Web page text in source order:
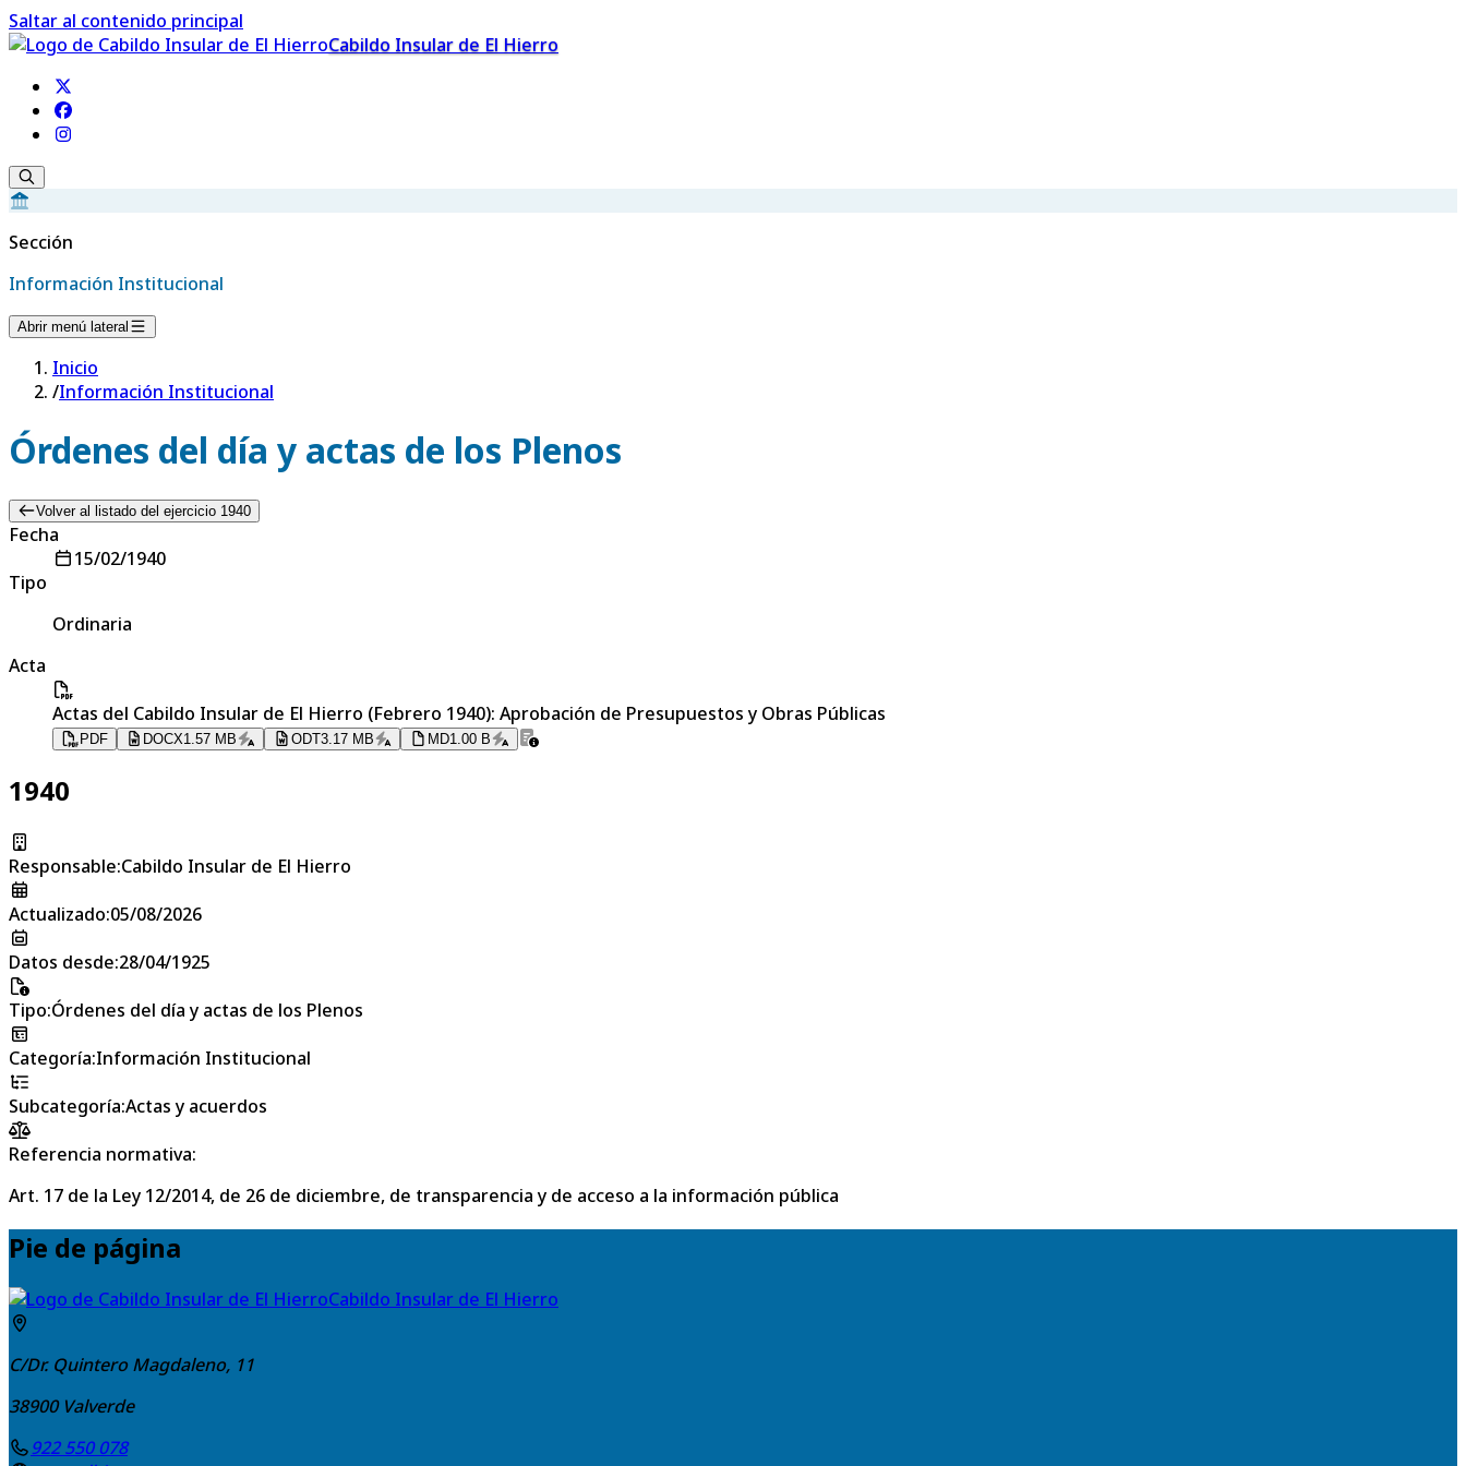
Saltar al contenido principal
Cabildo Insular de El Hierro
Sección
Información Institucional
Abrir menú lateral
Inicio
/Información Institucional
Órdenes del día y actas de los Plenos
Volver al listado del ejercicio 1940
Fecha
15/02/1940
Tipo
Ordinaria
Acta
Actas del Cabildo Insular de El Hierro (Febrero 1940): Aprobación de Presupuestos y Obras Públicas
PDF DOCX1.57 MB ODT3.17 MB MD1.00 B
1940
Responsable:Cabildo Insular de El Hierro
Actualizado:05/08/2026
Datos desde:28/04/1925
Tipo:Órdenes del día y actas de los Plenos
Categoría:Información Institucional
Subcategoría:Actas y acuerdos
Referencia normativa:
Art. 17 de la Ley 12/2014, de 26 de diciembre, de transparencia y de acceso a la información pública
Pie de página
Cabildo Insular de El Hierro
C/Dr. Quintero Magdaleno, 11
38900 Valverde
922 550 078